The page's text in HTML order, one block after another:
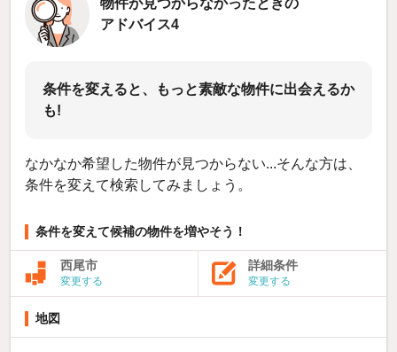
物件が見つからなかったときの
アドバイス4
条件を変えると、もっと素敵な物件に出会えるか
も!
なかなか希望した物件が見つからない...そんな方は、
条件を変えて検索してみましょう。
条件を変えて候補の物件を増やそう！
西尾市
変更する
詳細条件
変更する
地図